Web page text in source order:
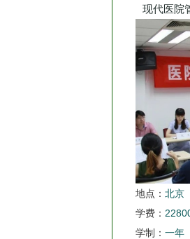
现代医院
地点： 北京
学费：
学制： 一年